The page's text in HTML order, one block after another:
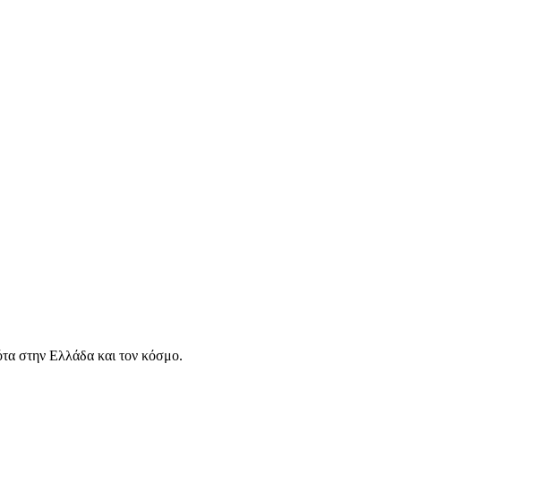
στην Ελλάδα και τον κόσμο.